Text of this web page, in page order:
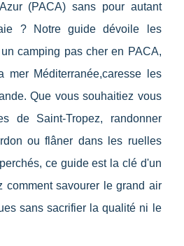
(PACA) sans pour autant
? Notre guide dévoile les
camping pas cher en PACA,
Méditerranée,caresse les
Que vous souhaitiez vous
de Saint-Tropez, randonner
ou flâner dans les ruelles
ce guide est la clé d'un
comment savourer le grand air
sans sacrifier la qualité ni le